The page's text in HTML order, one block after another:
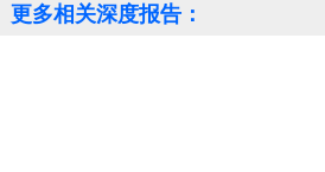
更多相关深度报告：